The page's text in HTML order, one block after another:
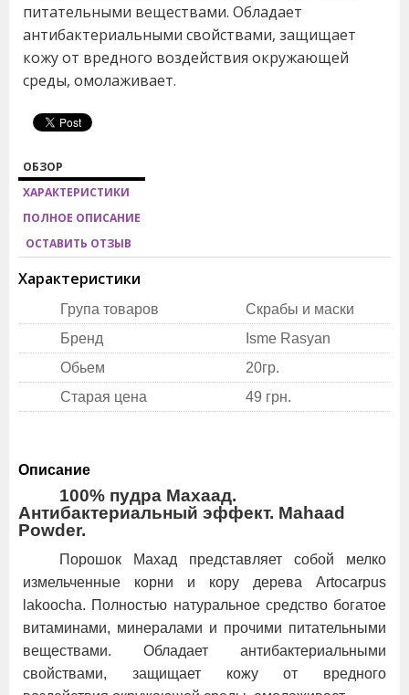
питательными веществами. Обладает
антибактериальными свойствами, защищает
кожу от вредного воздействия окружающей
среды, омолаживает.
ОБЗОР
ХАРАКТЕРИСТИКИ
ПОЛНОЕ ОПИСАНИЕ
ОСТАВИТЬ ОТЗЫВ
Характеристики
Група товаров
Скрабы и маски
Бренд
Isme Rasyan
Обьем
20гр.
Старая цена
49 грн.
Описание
100% пудра Махаад.
Антибактериальный эффект. Mahaad
Powder.
Порошок Махад представляет собой мелко
измельченные корни и кору дерева Artocarpus
lakoocha. Полностью натуральное средство богатое
витаминами, минералами и прочими питательными
веществами. Обладает антибактериальными
свойствами, защищает кожу от вредного